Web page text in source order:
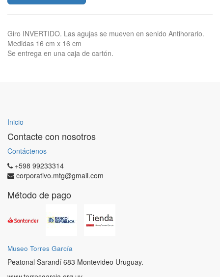
Giro INVERTIDO. Las agujas se mueven en senido Antihorario.
Medidas 16 cm x 16 cm
Se entrega en una caja de cartón.
Inicio
Contacte con nosotros
Contáctenos
+598 99233314
corporativo.mtg@gmail.com
Método de pago
Museo Torres García
Peatonal Sarandí 683 Montevideo Uruguay.